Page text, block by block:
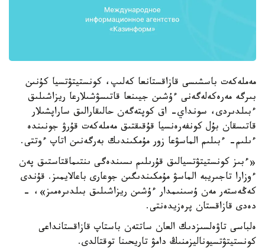
مەملەكەت باسشىسى قازاقستانعا كەلىپ، كونستيتۋتسيا كۇنىن
بىرگە مەرەكەلەگەنى ءۇشىن جيىنعا قاتىسۋشىلارعا ريزاشىلىق
ءبىلدىردى، سونداي- اق كوپتەگەن حالىقارالىق ساراپشىلار
قاتىسقان بۇل كونفەرەنسيا قۇقىقتىق مەملەكەت قۇرۋ جونىندە
ءىلىم- ءبىلىم الماسۋعا زور مۇمكىندىك بەرگەنىن اتاپ ءوتتى.
«ءبىز كونستيتۋتسيالىق قۇرىلىم ىسىندەگى ىنتىماقتاستىق پەن
ءوزارا تاجىريبە الماسۋ مۇمكىندىگىن جوعارى باعالايمىز. قۇندى
كەڭەستەر مەن ۇسىنىمدار ءۇشىن ريزاشىلىق بىلدىرەمىز»، -
دەدى قازاقستان پرەزيدەنتى.
ەلباسى تاۋەلسىزدىك العان ساتتەن باستاپ قازاقستانداعى
كونستيتۋتسيوناليزمنىڭ دامۋ تاريحىنا توقتالدى.